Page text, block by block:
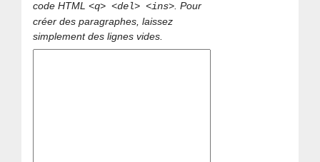
code HTML<q> <del> <ins> . Pour
créer des paragraphes, laissez
simplement des lignes vides.